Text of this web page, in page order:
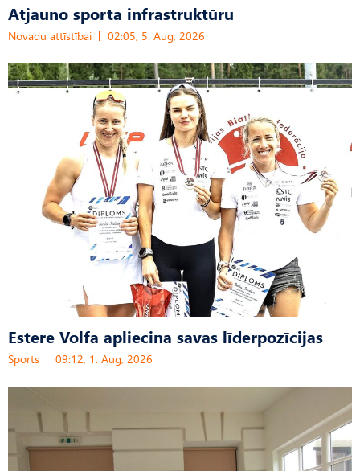
Atjauno sporta infrastruktūru
Novadu attīstībai 02:05, 5. Aug, 2026
Estere Volfa apliecina savas līderpozīcijas
Sports 09:12, 1. Aug, 2026